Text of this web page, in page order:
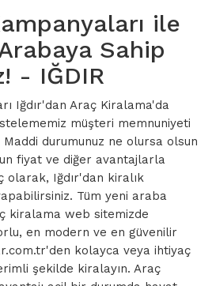
ile
Sahip
- IĞDIR
Iğdır'dan Araç Kiralama'da
müşteri memnuniyeti
durumunuz ne olursa olsun
fiyat ve diğer avantajlarla
olarak, Iğdır'dan kiralık
Tüm yeni araba
kiralama web sitemizde
en modern ve en güvenilir
kolayca veya ihtiyaç
şekilde kiralayın. Araç